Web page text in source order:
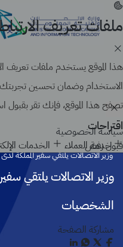
موقع حكومي رسمي تابع
كيف تتحقق
تجاوز
إلى
المحتوى
الرئيسي
اقتراحات
خدمة العملاء الخدمات الرئيسية
أخبار الوزارة
وزير الاتصالات يلتقي سفير
وزير الاتصالات يلتقي
الشخصيات
مشاركة الصفحة
ملفات تعريف
هذا الموقع يستخدم ملفات تعريف
الاستخدام وضمان تحسين تجربتك
تصفح هذا الموقع، فإنك تقر بقبول
سياسة الخصوصية
قبولرفض